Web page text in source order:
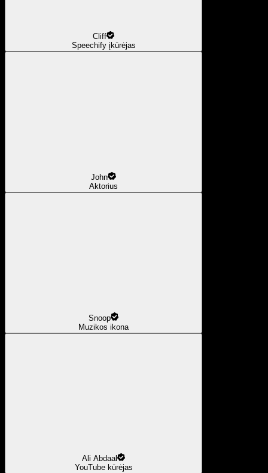
Cliff
Speechify įkūrėjas
John
Aktorius
Snoop
Muzikos ikona
Ali Abdaal
YouTube kūrėjas